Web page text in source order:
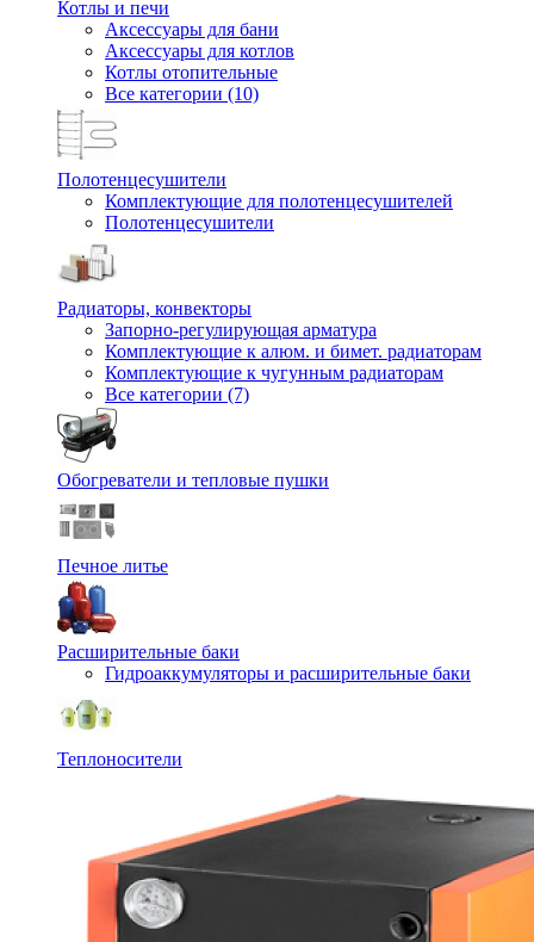
Котлы и печи
Аксессуары для бани
Аксессуары для котлов
Котлы отопительные
Все категории (10)
Полотенцесушители
Комплектующие для полотенцесушителей
Полотенцесушители
Радиаторы, конвекторы
Запорно-регулирующая арматура
Комплектующие к алюм. и бимет. радиаторам
Комплектующие к чугунным радиаторам
Все категории (7)
Обогреватели и тепловые пушки
Печное литье
Расширительные баки
Гидроаккумуляторы и расширительные баки
Теплоносители